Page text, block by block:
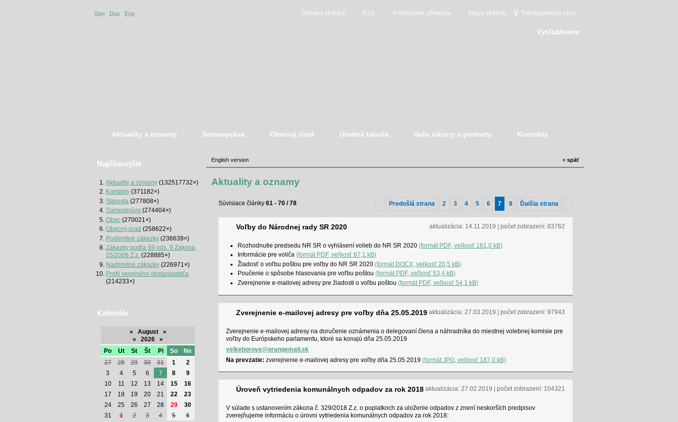
SlovenskáDuetsche
English
Transparentná obec
Mapa stránok
Vyhľadávanie
Prihlásenie užívateľa
RSS
Úvodná stránka
Aktuality a oznamy Samospráva Obecný úrad Úradná tabuľa Vaše názory a podnety Kontakty
Najčítanejšie
Aktuality a oznamy (132517732×)
Kontakty (371182×)
Starosta (277808×)
Samospráva (274404×)
Obec (270021×)
Obecný úrad (258622×)
Podlimitné zákazky (236639×)
Zákazky podľa §9 ods. 9 Zákona
25/2006 Z.z. (228885×)
Nadlimitné zákazky (226971×)
Profil verejného obstarávateľa
(214233×)
Kalendár
« August
»
«
2026
»
Po
Ut St Št Pi So
Ne
27
28 29 30 31 1
2
3
4 5 6 7 8
9
10
11 12 13 14 15
16
17
18 19 20 21 22
23
24
25 26 27 28 29
30
31
1 2 3 4 5
6
« späť
English version
Aktuality a oznamy
Súvisiace články 61 - 70 / 78 Predošlá strana 2 3 4 5 6 7 8 Ďalšia strana
Voľby do Národnej rady SR 2020
Rozhodnutie predsedu NR SR o vyhlásení volieb do NR SR 2020(formát PDF, veľkosť 161,0 kB)
Informácie pre voliča(formát PDF, veľkosť 87,1 kB)
Žiadosť o voľbu poštou pre voľby do NR SR 2020(formát DOCX, veľkosť 20,5 kB)
Poučenie o spôsobe hlasovania pre voľbu poštou(formát PDF, veľkosť 53,4 kB)
Zverejnenie e-mailovej adresy pre žiadosti o voľbu poštou(formát PDF, veľkosť 54,1 kB)
aktualizácia: 14.11.2019 | počet zobrazení: 83762
Zverejnenie e-mailovej adresy pre voľby dňa 25.05.2019
Zverejnenie e-mailovej adresy na doručenie oznámenia o delegovaní člena a náhradníka do miestnej volebnej komisie pre
voľby do Európskeho parlamentu, ktoré sa konajú dňa 25.05.2019
velkeborove@orangemail.sk
Na prevzatie: zverejnenie e-mailovej adresy pre voľby dňa 25.05.2019 (formát JPG, veľkosť 187,0 kB)
aktualizácia: 27.03.2019 | počet zobrazení: 97943
Úroveň vytriedenia komunálnych odpadov za rok 2018
V súlade s ustanovením zákona č. 329/2018 Z.z. o poplatkoch za uloženie odpadov z znení neskorších predpisov
zverejňujeme informáciu o úrovni vytriedenia komunálnych odpadov za rok 2018:
aktualizácia: 27.02.2019 | počet zobrazení: 104321